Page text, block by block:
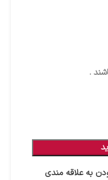
.
به علاقه مندی